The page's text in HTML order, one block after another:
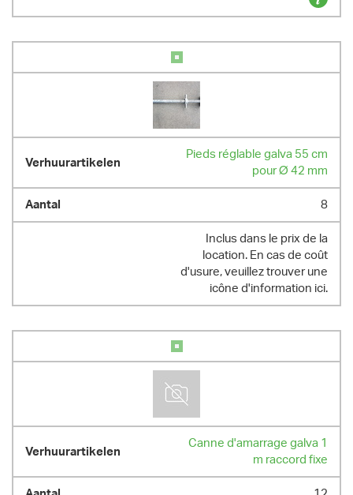
Pieds réglable galva 55 cm
pour Ø 42 mm
8
Inclus dans le prix de la
location. En cas de coût
d'usure, veuillez trouver une
icône d'information ici.
Canne d'amarrage galva 1
m raccord fixe